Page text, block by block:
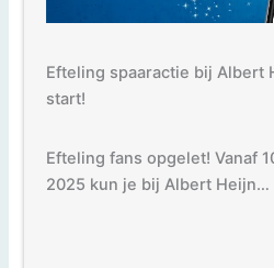
Efteling spaaractie bij Albert
start!
Efteling fans opgelet! Vanaf
2025 kun je bij Albert Heijn…